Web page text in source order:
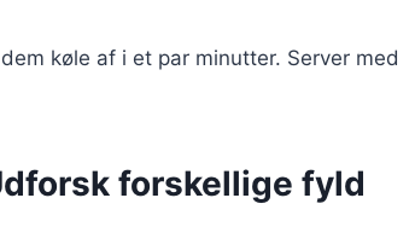
køle af i et par minutter. Server med
forskellige fyld